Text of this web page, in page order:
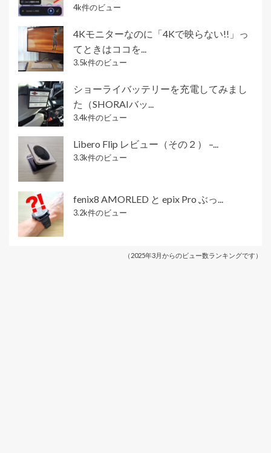
4k件のビュー
4Kモニターなのに「4Kで映らない!!」っ
てときはココを...
3.5k件のビュー
ショーライバッテリーを充電してみまし
た（SHORAIバッ...
3.4k件のビュー
Libero Flip レビュー（その２） –...
3.3k件のビュー
fenix8 AMORLED と epix Pro ぶっ...
3.2k件のビュー
（2025年3月からのビュー数ランキングです）